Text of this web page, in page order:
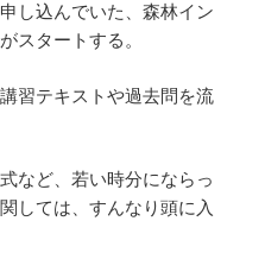
し込んでいた、森林イン
スタートする。
習テキストや過去問を流
など、若い時分にならっ
しては、すんなり頭に入